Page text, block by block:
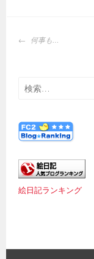
投
ビ
ゲ
シ
ョ
ン
何事も…
検
絵日記ランキング